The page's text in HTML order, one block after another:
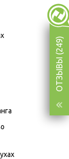
ОТЗЫВЫ (249)